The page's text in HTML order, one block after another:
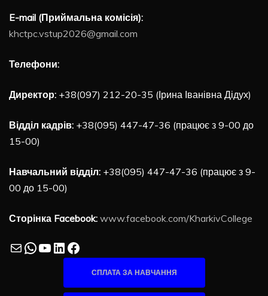
E-mail (Приймальна комісія):
khctpc.vstup2026@gmail.com
Телефони:
Директор: +38(097) 212-20-35 (Ірина Іванівна Дідух)
Відділ кадрів: +38(095) 447-47-36 (працює з 9-00 до
15-00)
Навчальний відділ: +38(095) 447-47-36 (працює з 9-
00 до 15-00)
Сторінка Facebook: www.facebook.com/KharkivCollege
MailWhatsApp
YouTube
LinkedIn
Facebook
СПЛАТА ЗА НАВЧАННЯ